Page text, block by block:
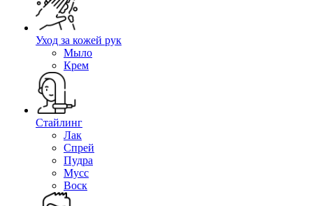
Уход за кожей рук
Мыло
Крем
Стайлинг
Лак
Спрей
Пудра
Мусс
Воск